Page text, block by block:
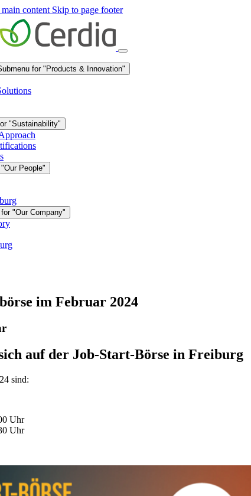
content Skip to page footer
for "Products & Innovation"
"Sustainability"
People"
"Our Company"
im Februar 2024
auf der Job-Start-Börse in Freiburg
sind:
Uhr
Uhr